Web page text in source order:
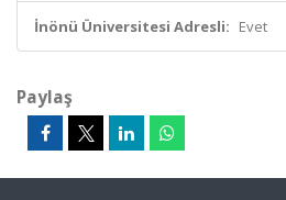
İnönü Üniversitesi Adresli: Evet
Paylaş